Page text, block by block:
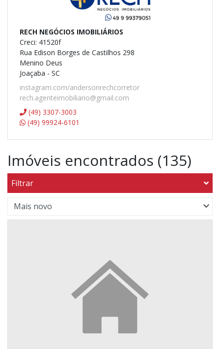
RECH NEGÓCIOS IMOBILIÁRIOS
Creci: 41520f
Rua Edison Borges de Castilhos 298
Menino Deus
Joaçaba - SC
instagram.com/andersonrechcorretor
rech.agenteimobiliario@gmail.com
(49) 3307-3003
(49) 99924-6101
Imóveis encontrados (135)
Filtrar